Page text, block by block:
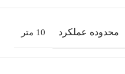
محدوده عملکرد 10 متر